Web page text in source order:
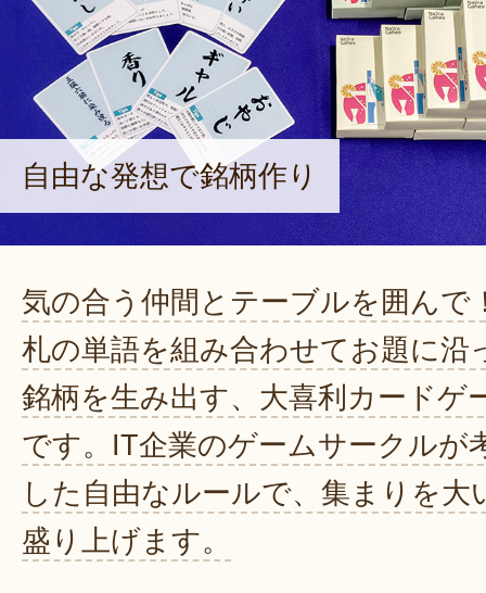
自由な発想で銘柄作り
気の合う仲間とテーブルを囲んで
札の単語を組み合わせてお題に沿
銘柄を生み出す、大喜利カードゲ
です。IT企業のゲームサークルが
した自由なルールで、集まりを大
盛り上げます。